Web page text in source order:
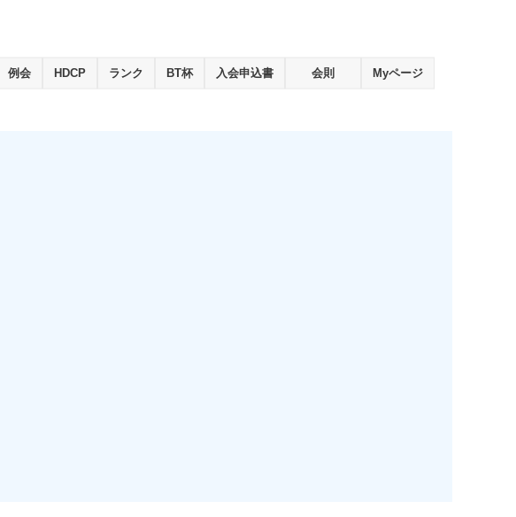
例会 HDCP ランク BT杯 入会申込書 会則 Myページ